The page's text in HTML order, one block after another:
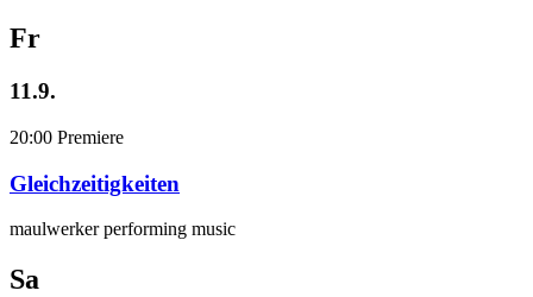
Fr
11.9.
20:00 Premiere
Gleichzeitigkeiten
maulwerker performing music
Sa